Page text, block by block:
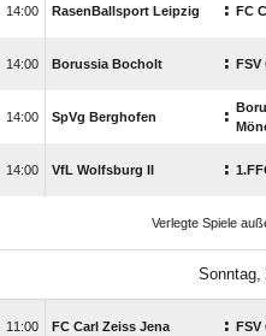
 RasenBallsport Leipzig : FC
 Borussia Bocholt : FSV
 SpVg Berghofen :
 VfL Wolfsburg II :
Verlegte Spiele

 FC Carl Zeiss Jena : FSV